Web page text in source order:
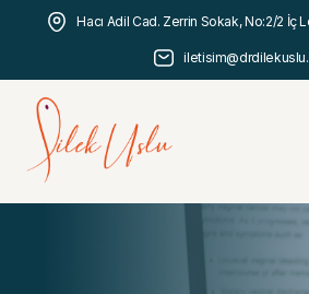
Hacı Adil Cad. Zerrin Sokak, No:2/2 İç